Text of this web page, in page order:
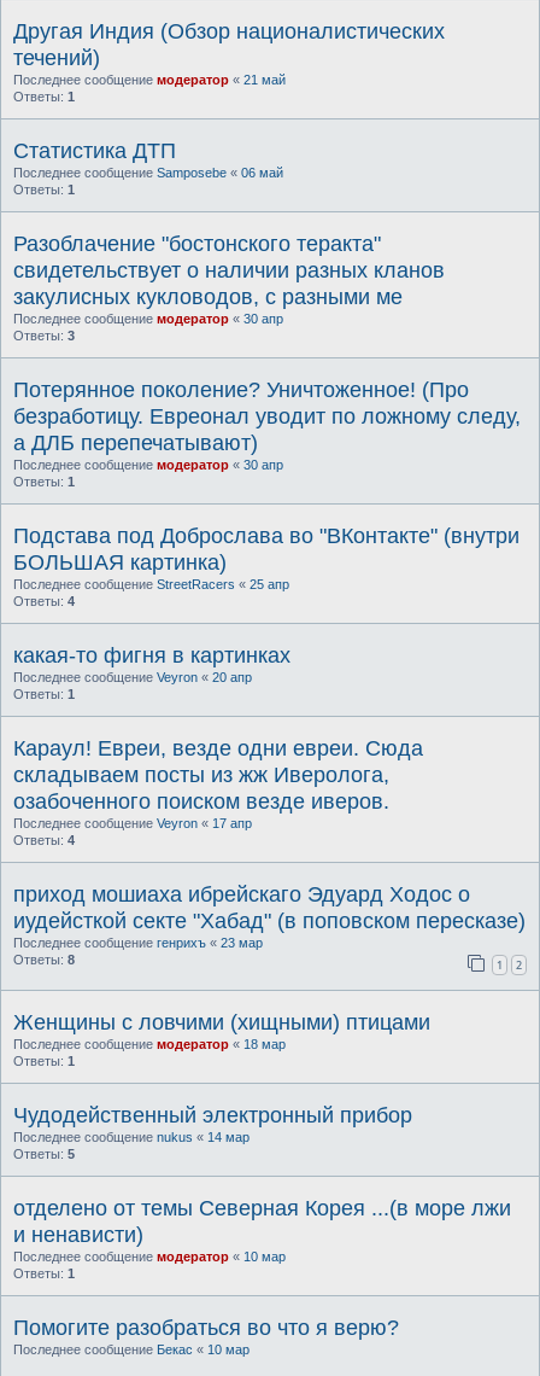
Другая Индия (Обзор националистических
течений)
Последнее сообщение модератор « 21 май
Ответы: 1
Статистика ДТП
Последнее сообщение Samposebe « 06 май
Ответы: 1
Разоблачение "бостонского теракта"
свидетельствует о наличии разных кланов
закулисных кукловодов, с разными ме
Последнее сообщение модератор « 30 апр
Ответы: 3
Потерянное поколение? Уничтоженное! (Про
безработицу. Евреонал уводит по ложному следу,
а ДЛБ перепечатывают)
Последнее сообщение модератор « 30 апр
Ответы: 1
Подстава под Доброслава во "ВКонтакте" (внутри
БОЛЬШАЯ картинка)
Последнее сообщение StreetRacers « 25 апр
Ответы: 4
какая-то фигня в картинках
Последнее сообщение Veyron « 20 апр
Ответы: 1
Караул! Евреи, везде одни евреи. Сюда
складываем посты из жж Иверолога,
озабоченного поиском везде иверов.
Последнее сообщение Veyron « 17 апр
Ответы: 4
приход мошиаха ибрейскаго Эдуард Ходос о
иудейсткой секте "Хабад" (в поповском пересказе)
Последнее сообщение генрихъ « 23 мар
Ответы: 8 1 2
Женщины с ловчими (хищными) птицами
Последнее сообщение модератор « 18 мар
Ответы: 1
Чудодейственный электронный прибор
Последнее сообщение nukus « 14 мар
Ответы: 5
отделено от темы Северная Корея ...(в море лжи
и ненависти)
Последнее сообщение модератор « 10 мар
Ответы: 1
Помогите разобраться во что я верю?
Последнее сообщение Бекас « 10 мар